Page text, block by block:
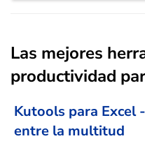
Las mejores
productividad
Kutools para Excel
entre la multitud